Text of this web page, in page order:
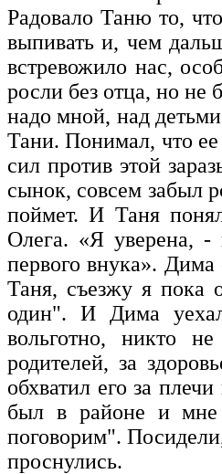
Радовало Таню то,
выпивать и, чем
встревожило нас,
росли без отца, но не
надо мной, над
Тани. Понимал, что ее
сил против этой
сынок, совсем забыл
поймет. И Таня
Олега. «Я уверена, -
первого внука».
Таня, съезжу я пока
один". И Дима уехал
вольготно, никто
родителей, за
обхватил его за
был в районе и мне
поговорим".
проснулись.